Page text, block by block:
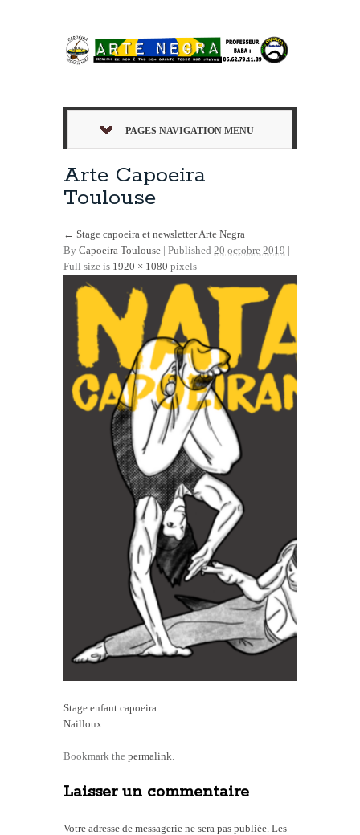
PAGES NAVIGATION MENU
Arte Capoeira
Toulouse
← Stage capoeira et newsletter Arte Negra
By Capoeira Toulouse | Published 20 octobre 2019 |
Full size is 1920 × 1080 pixels
Stage enfant capoeira
Nailloux
Bookmark the permalink
Laisser un commentaire
Votre adresse de messagerie ne sera pas publiée. Les